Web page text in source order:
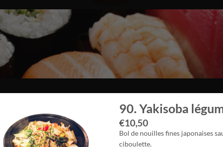
90. Yakisoba
€10,50
Bol de nouilles fines japonaises
ciboulette.